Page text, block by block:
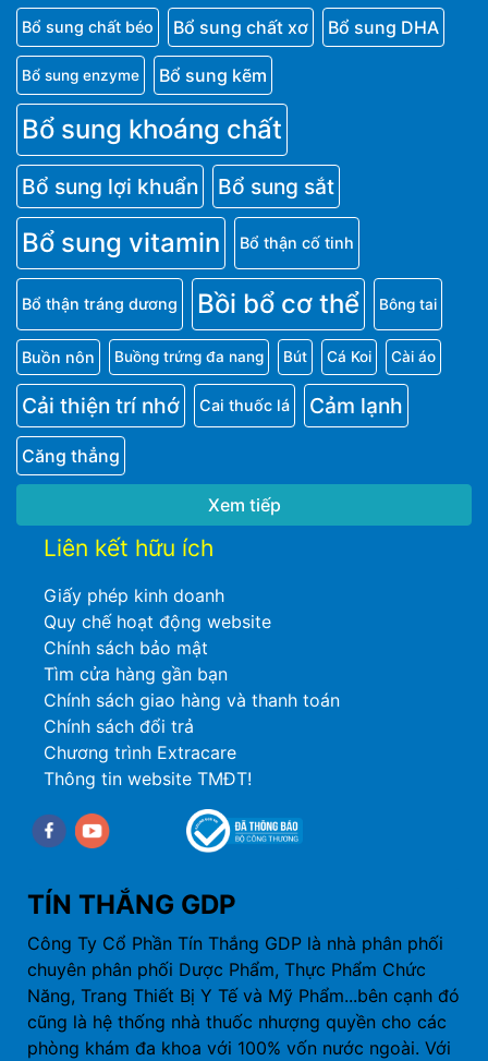
Bổ sung chất béo Bổ sung chất xơ Bổ sung DHA
Bổ sung enzyme Bổ sung kẽm
Bổ sung khoáng chất
Bổ sung lợi khuẩn Bổ sung sắt
Bổ sung vitamin Bổ thận cố tinh
Bổ thận tráng dương Bồi bổ cơ thể Bông tai
Buồn nôn Buồng trứng đa nang Bút Cá Koi Cài áo
Cải thiện trí nhớ Cai thuốc lá Cảm lạnh
Căng thẳng
Xem tiếp
Liên kết hữu ích
Giấy phép kinh doanh
Quy chế hoạt động website
Chính sách bảo mật
Tìm cửa hàng gần bạn
Chính sách giao hàng và thanh toán
Chính sách đổi trả
Chương trình Extracare
Thông tin website TMĐT!
Facebookyoutube
TÍN THẮNG GDP
Công Ty Cổ Phần Tín Thắng GDP là nhà phân phối
chuyên phân phối Dược Phẩm, Thực Phẩm Chức
Năng, Trang Thiết Bị Y Tế và Mỹ Phẩm...bên cạnh đó
cũng là hệ thống nhà thuốc nhượng quyền cho các
phòng khám đa khoa với 100% vốn nước ngoài. Với